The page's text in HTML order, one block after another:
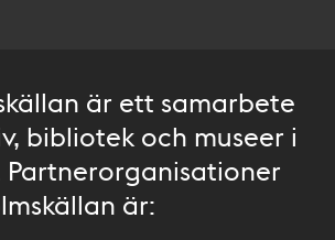
är ett samarbete
bibliotek och museer i
Partnerorganisationer
är: